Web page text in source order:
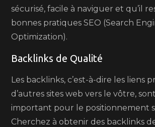
sécurisé, facile à naviguer et qu’il
bonnes pratiques SEO (Search
Optimization).
Backlinks de Qualité
Les backlinks, c’est-à-dire les liens
d’autres sites web vers le vôtre,
important pour le positionnement
Cherchez à obtenir des backlinks